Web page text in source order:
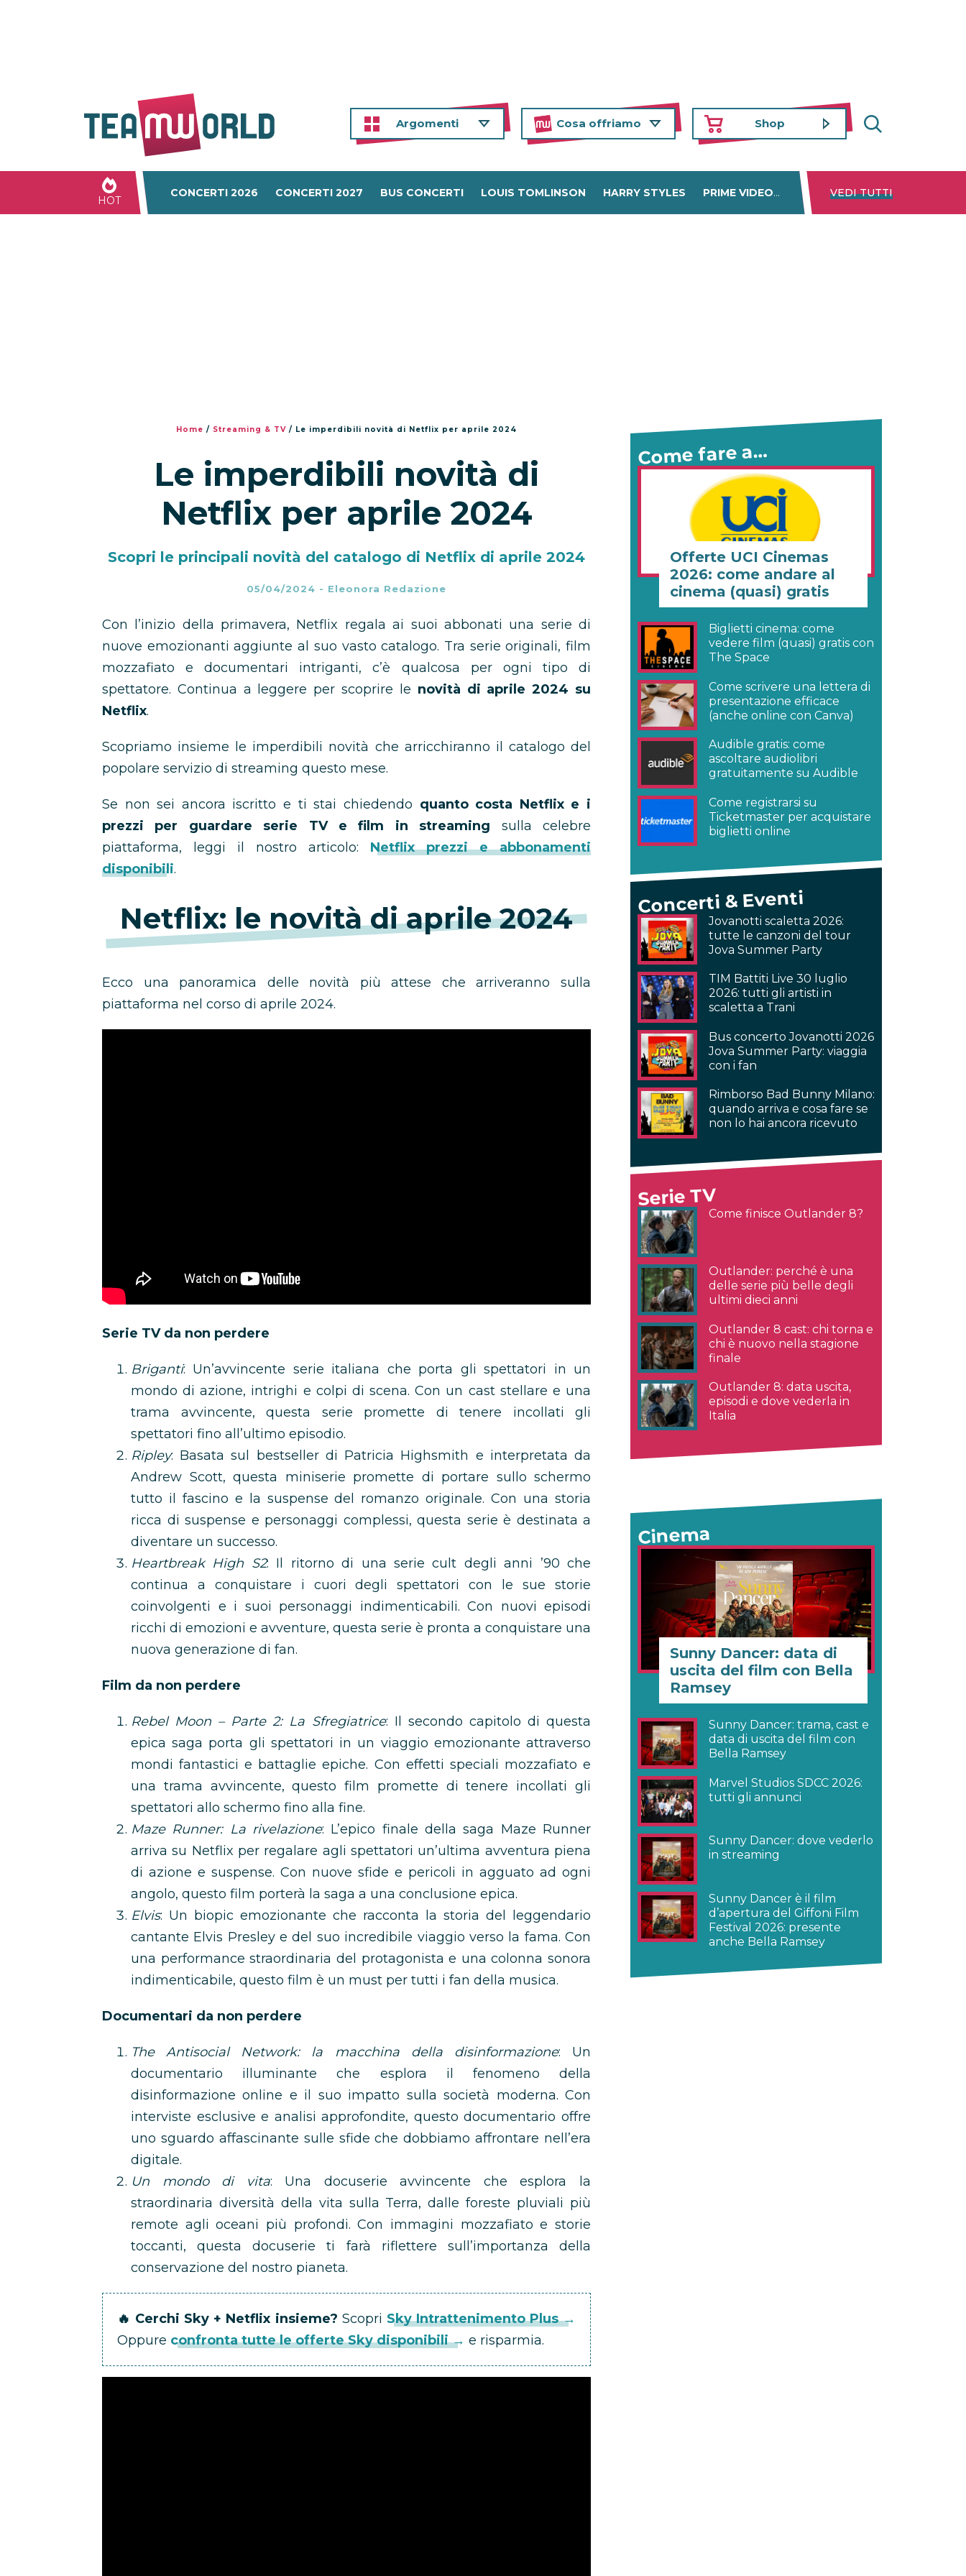
Argomenti Cosa offriamo Shop
HOT
CONCERTI 2026 CONCERTI 2027 BUS CONCERTI LOUIS TOMLINSON HARRY STYLES PRIME VIDEO DISNEY+ NETFLIX
VEDI TUTTI
Home / Streaming & TV / Le imperdibili novità di Netflix per aprile 2024
Le imperdibili novità di
Netflix per aprile 2024
Scopri le principali novità del catalogo di Netflix di aprile 2024
05/04/2024 - Eleonora Redazione
Con l’inizio della primavera, Netflix regala ai suoi abbonati una serie di
nuove emozionanti aggiunte al suo vasto catalogo. Tra serie originali, film
mozzafiato e documentari intriganti, c’è qualcosa per ogni tipo di
spettatore. Continua a leggere per scoprire le novità di aprile 2024 su
Netflix.
Scopriamo insieme le imperdibili novità che arricchiranno il catalogo del
popolare servizio di streaming questo mese.
Se non sei ancora iscritto e ti stai chiedendo quanto costa Netflix e i
prezzi per guardare serie TV e film in streaming sulla celebre
piattaforma, leggi il nostro articolo: Netflix prezzi e abbonamenti
disponibili.
Netflix: le novità di aprile 2024
Ecco una panoramica delle novità più attese che arriveranno sulla
piattaforma nel corso di aprile 2024.
Serie TV da non perdere
Briganti: Un’avvincente serie italiana che porta gli spettatori in un
mondo di azione, intrighi e colpi di scena. Con un cast stellare e una
trama avvincente, questa serie promette di tenere incollati gli
spettatori fino all’ultimo episodio.
Ripley: Basata sul bestseller di Patricia Highsmith e interpretata da
Andrew Scott, questa miniserie promette di portare sullo schermo
tutto il fascino e la suspense del romanzo originale. Con una storia
ricca di suspense e personaggi complessi, questa serie è destinata a
diventare un successo.
Heartbreak High S2: Il ritorno di una serie cult degli anni ’90 che
continua a conquistare i cuori degli spettatori con le sue storie
coinvolgenti e i suoi personaggi indimenticabili. Con nuovi episodi
ricchi di emozioni e avventure, questa serie è pronta a conquistare una
nuova generazione di fan.
Film da non perdere
Rebel Moon – Parte 2: La Sfregiatrice: Il secondo capitolo di questa
epica saga porta gli spettatori in un viaggio emozionante attraverso
mondi fantastici e battaglie epiche. Con effetti speciali mozzafiato e
una trama avvincente, questo film promette di tenere incollati gli
spettatori allo schermo fino alla fine.
Maze Runner: La rivelazione: L’epico finale della saga Maze Runner
arriva su Netflix per regalare agli spettatori un’ultima avventura piena
di azione e suspense. Con nuove sfide e pericoli in agguato ad ogni
angolo, questo film porterà la saga a una conclusione epica.
Elvis: Un biopic emozionante che racconta la storia del leggendario
cantante Elvis Presley e del suo incredibile viaggio verso la fama. Con
una performance straordinaria del protagonista e una colonna sonora
indimenticabile, questo film è un must per tutti i fan della musica.
Documentari da non perdere
The Antisocial Network: la macchina della disinformazione: Un
documentario illuminante che esplora il fenomeno della
disinformazione online e il suo impatto sulla società moderna. Con
interviste esclusive e analisi approfondite, questo documentario offre
uno sguardo affascinante sulle sfide che dobbiamo affrontare nell’era
digitale.
Un mondo di vita: Una docuserie avvincente che esplora la
straordinaria diversità della vita sulla Terra, dalle foreste pluviali più
remote agli oceani più profondi. Con immagini mozzafiato e storie
toccanti, questa docuserie ti farà riflettere sull’importanza della
conservazione del nostro pianeta.
🔥 Cerchi Sky + Netflix insieme? Scopri Sky Intrattenimento Plus →
Oppure confronta tutte le offerte Sky disponibili → e risparmia.
Come fare a…
Offerte UCI Cinemas
2026: come andare al
cinema (quasi) gratis
Biglietti cinema: come
vedere film (quasi) gratis con
The Space
Come scrivere una lettera di
presentazione efficace
(anche online con Canva)
Audible gratis: come
ascoltare audiolibri
gratuitamente su Audible
Come registrarsi su
Ticketmaster per acquistare
biglietti online
Concerti & Eventi
Jovanotti scaletta 2026:
tutte le canzoni del tour
Jova Summer Party
TIM Battiti Live 30 luglio
2026: tutti gli artisti in
scaletta a Trani
Bus concerto Jovanotti 2026
Jova Summer Party: viaggia
con i fan
Rimborso Bad Bunny Milano:
quando arriva e cosa fare se
non lo hai ancora ricevuto
Serie TV
Come finisce Outlander 8?
Outlander: perché è una
delle serie più belle degli
ultimi dieci anni
Outlander 8 cast: chi torna e
chi è nuovo nella stagione
finale
Outlander 8: data uscita,
episodi e dove vederla in
Italia
Cinema
Sunny Dancer: data di
uscita del film con Bella
Ramsey
Sunny Dancer: trama, cast e
data di uscita del film con
Bella Ramsey
Marvel Studios SDCC 2026:
tutti gli annunci
Sunny Dancer: dove vederlo
in streaming
Sunny Dancer è il film
d’apertura del Giffoni Film
Festival 2026: presente
anche Bella Ramsey